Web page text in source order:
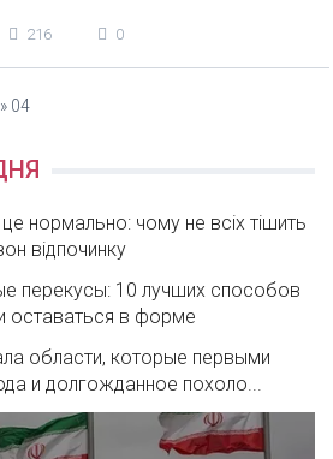
216 0
» 04
нормально: чому не всіх тішить
відпочинку
перекусы: 10 лучших способов
оставаться в форме
области, которые первыми
и долгожданное похоло...